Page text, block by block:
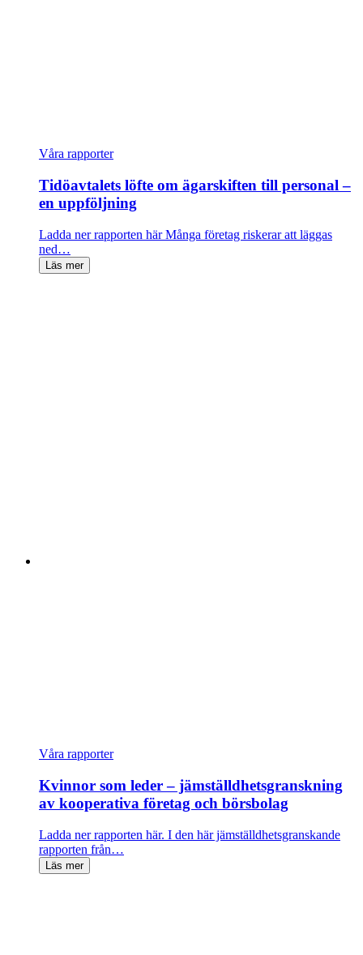
Våra rapporter
Tidöavtalets löfte om ägarskiften till personal –
en uppföljning
Ladda ner rapporten här Många företag riskerar att läggas
ned…
Läs mer
Våra rapporter
Kvinnor som leder – jämställdhetsgranskning
av kooperativa företag och börsbolag
Ladda ner rapporten här. I den här jämställdhetsgranskande
rapporten från…
Läs mer